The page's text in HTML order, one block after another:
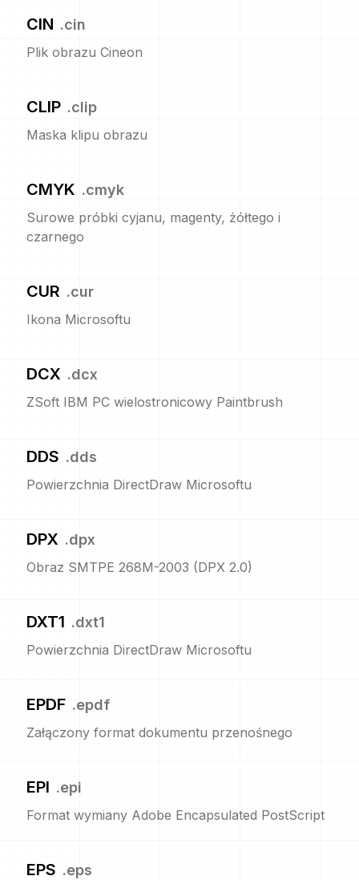
CIN .cin
Plik obrazu Cineon
CLIP .clip
Maska klipu obrazu
CMYK .cmyk
Surowe próbki cyjanu, magenty, żółtego i
czarnego
CUR .cur
Ikona Microsoftu
DCX .dcx
ZSoft IBM PC wielostronicowy Paintbrush
DDS .dds
Powierzchnia DirectDraw Microsoftu
DPX .dpx
Obraz SMTPE 268M-2003 (DPX 2.0)
DXT1 .dxt1
Powierzchnia DirectDraw Microsoftu
EPDF .epdf
Załączony format dokumentu przenośnego
EPI .epi
Format wymiany Adobe Encapsulated PostScript
EPS .eps